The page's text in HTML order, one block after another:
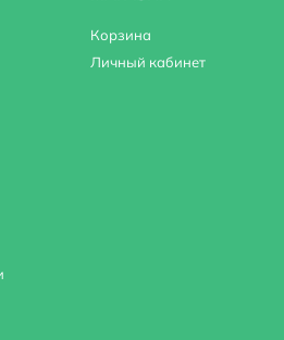
Корзина
Личный кабинет